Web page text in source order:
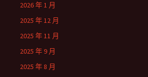
2026 年 1 月
2025 年 12 月
2025 年 11 月
2025 年 9 月
2025 年 8 月